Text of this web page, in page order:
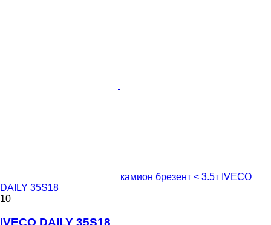
камион брезент < 3.5т IVECO
DAILY 35S18
10
IVECO DAILY 35S18